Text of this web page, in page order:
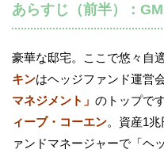
あらすじ（前半）：
豪華な邸宅。ここで悠々自
キンはヘッジファンド運営
マネジメント」 のトップで
ィーブ・コーエン。資産1
ァンドマネージャーで「ヘ